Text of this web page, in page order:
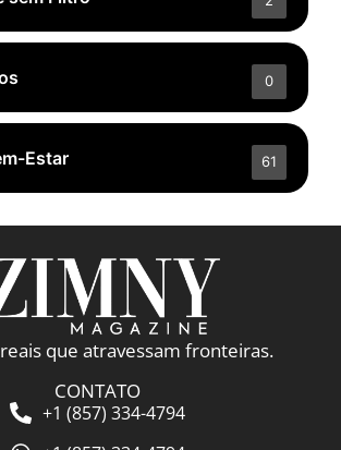
0
Estar 61
que atravessam fronteiras.
CONTATO
+1 (857) 334-4794